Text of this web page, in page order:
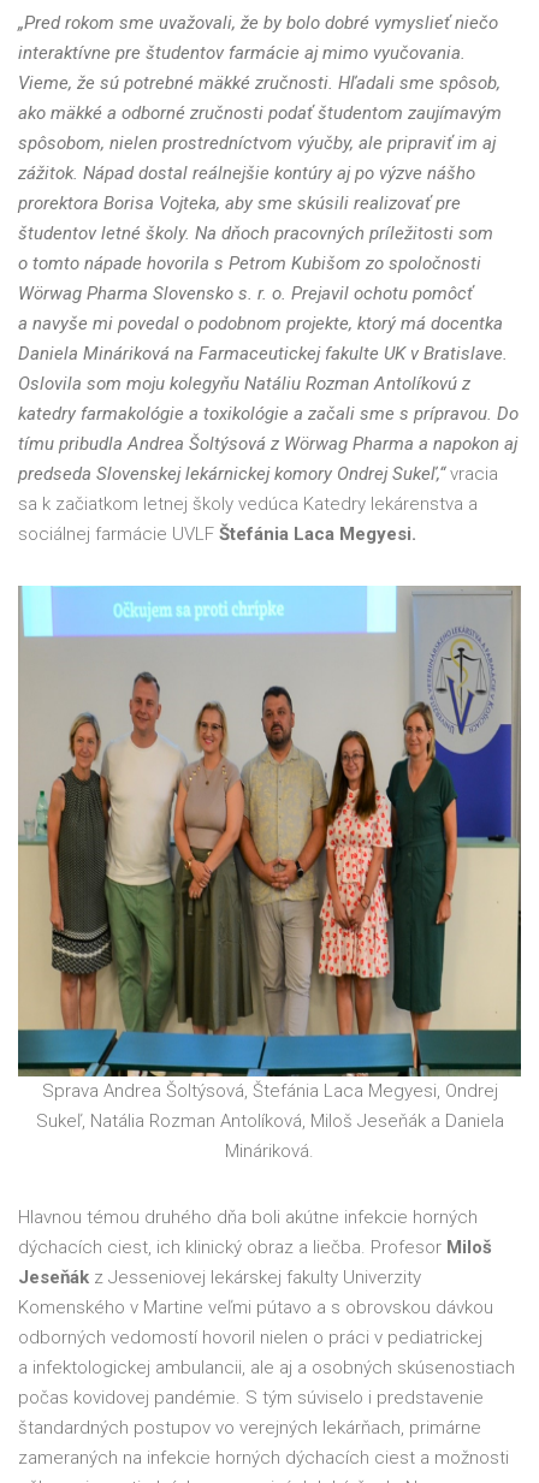
„Pred rokom sme uvažovali, že by bolo dobré vymyslieť niečo
interaktívne pre študentov farmácie aj mimo vyučovania.
Vieme, že sú potrebné mäkké zručnosti. Hľadali sme spôsob,
ako mäkké a odborné zručnosti podať študentom zaujímavým
spôsobom, nielen prostredníctvom výučby, ale pripraviť im aj
zážitok. Nápad dostal reálnejšie kontúry aj po výzve nášho
prorektora Borisa Vojteka, aby sme skúsili realizovať pre
študentov letné školy. Na dňoch pracovných príležitosti som
o tomto nápade hovorila s Petrom Kubišom zo spoločnosti
Wörwag Pharma Slovensko s. r. o. Prejavil ochotu pomôcť
a navyše mi povedal o podobnom projekte, ktorý má docentka
Daniela Mináriková na Farmaceutickej fakulte UK v Bratislave.
Oslovila som moju kolegyňu Natáliu Rozman Antolíkovú z
katedry farmakológie a toxikológie a začali sme s prípravou. Do
tímu pribudla Andrea Šoltýsová z Wörwag Pharma a napokon aj
predseda Slovenskej lekárnickej komory Ondrej Sukeľ,“vracia
sa k začiatkom letnej školy vedúca Katedry lekárenstva a
sociálnej farmácie UVLF Štefánia Laca Megyesi.
Sprava Andrea Šoltýsová, Štefánia Laca Megyesi, Ondrej
Sukeľ, Natália Rozman Antolíková, Miloš Jeseňák a Daniela
Mináriková.
Hlavnou témou druhého dňa boli akútne infekcie horných
dýchacích ciest, ich klinický obraz a liečba. Profesor Miloš
Jeseňák z Jesseniovej lekárskej fakulty Univerzity
Komenského v Martine veľmi pútavo a s obrovskou dávkou
odborných vedomostí hovoril nielen o práci v pediatrickej
a infektologickej ambulancii, ale aj a osobných skúsenostiach
počas kovidovej pandémie. S tým súviselo i predstavenie
štandardných postupov vo verejných lekárňach, primárne
zameraných na infekcie horných dýchacích ciest a možnosti